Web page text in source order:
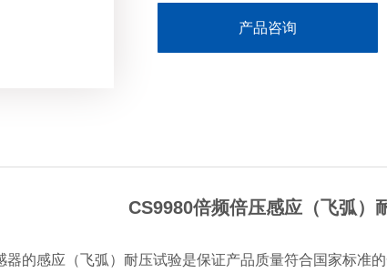
产品咨询
CS9980倍频倍压感应（飞弧）
感应（飞弧）耐压试验是保证产品质量符合国家标准的